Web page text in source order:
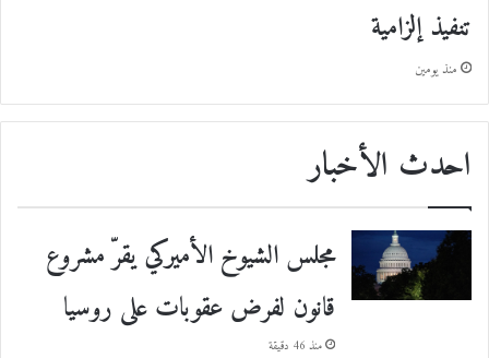
تنفيذ إلزامية
منذ يومين
احدث الأخبار
مجلس الشيوخ الأميركي يقرّ مشروع
قانون لفرض عقوبات على روسيا
منذ 46 دقيقة